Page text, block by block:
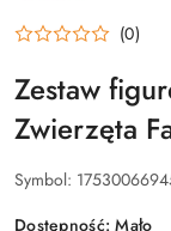
(0)
Zestaw
Zwierzęta
Symbol:
Dostępność:Mało